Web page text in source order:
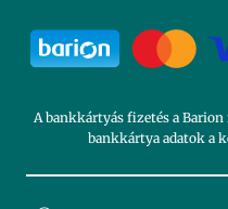
A bankkártyás fizetés a
bankkártya adatok a